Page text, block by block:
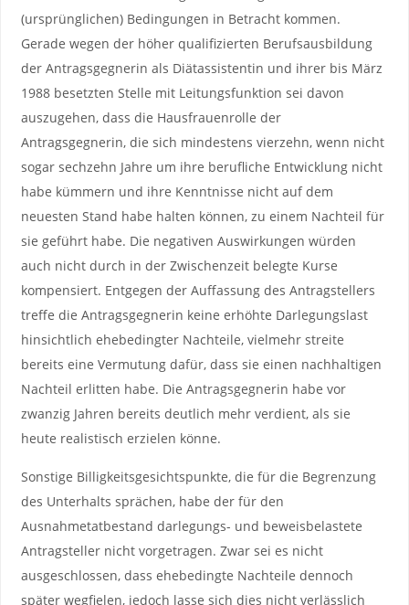
(ursprünglichen) Bedingungen in Betracht kommen.
Gerade wegen der höher qualifizierten Berufsausbildung
der Antragsgegnerin als Diätassistentin und ihrer bis März
1988 besetzten Stelle mit Leitungsfunktion sei davon
auszugehen, dass die Hausfrauenrolle der
Antragsgegnerin, die sich mindestens vierzehn, wenn nicht
sogar sechzehn Jahre um ihre berufliche Entwicklung nicht
habe kümmern und ihre Kenntnisse nicht auf dem
neuesten Stand habe halten können, zu einem Nachteil für
sie geführt habe. Die negativen Auswirkungen würden
auch nicht durch in der Zwischenzeit belegte Kurse
kompensiert. Entgegen der Auffassung des Antragstellers
treffe die Antragsgegnerin keine erhöhte Darlegungslast
hinsichtlich ehebedingter Nachteile, vielmehr streite
bereits eine Vermutung dafür, dass sie einen nachhaltigen
Nachteil erlitten habe. Die Antragsgegnerin habe vor
zwanzig Jahren bereits deutlich mehr verdient, als sie
heute realistisch erzielen könne.
Sonstige Billigkeitsgesichtspunkte, die für die Begrenzung
des Unterhalts sprächen, habe der für den
Ausnahmetatbestand darlegungs- und beweisbelastete
Antragsteller nicht vorgetragen. Zwar sei es nicht
ausgeschlossen, dass ehebedingte Nachteile dennoch
später wegfielen, jedoch lasse sich dies nicht verlässlich